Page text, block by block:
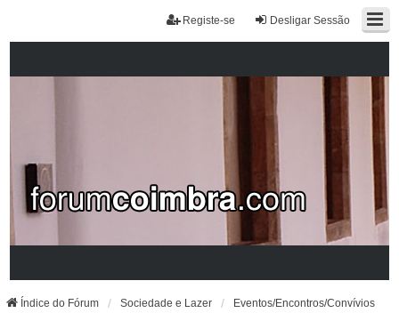
Desligar Sessão
Registe-se
Índice do Fórum Sociedade e Lazer Eventos/Encontros/Convívios